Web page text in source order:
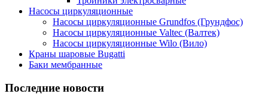
Насосы циркуляционные
Насосы циркуляционные Grundfos (Грундфос)
Насосы циркуляционные Valtec (Валтек)
Насосы циркуляционные Wilo (Вило)
Краны шаровые Bugatti
Баки мембранные
Последние новости